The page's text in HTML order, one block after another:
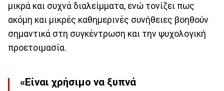
μικρά και συχνά διαλείμματα, ενώ τονίζει πως
ακόμη και μικρές καθημερινές συνήθειες βοηθούν
σημαντικά στη συγκέντρωση και την ψυχολογική
προετοιμασία.
«Είναι χρήσιμο να ξυπνά